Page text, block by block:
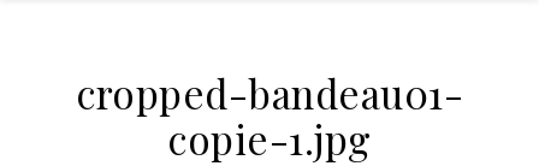
cropped-bandeau01-
copie-1.jpg